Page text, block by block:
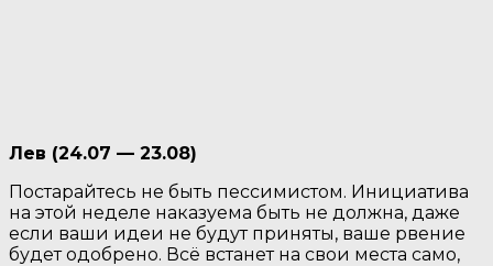
Лев (24.07 — 23.08)
Постарайтесь не быть пессимистом. Инициатива
на этой неделе наказуема быть не должна, даже
если ваши идеи не будут приняты, ваше рвение
будет одобрено. Всё встанет на свои места само,